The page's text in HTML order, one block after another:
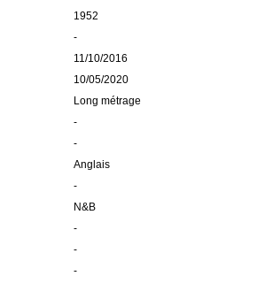
1952
-
11/10/2016
10/05/2020
Long métrage
-
-
Anglais
-
N&B
-
-
-